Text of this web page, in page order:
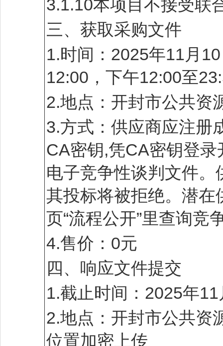
3.1.10本项目不接受联
三、获取采购文件
1.时间：2025年11月
12:00，下午12:00至
2.地点：开封市公共资
3.方式：供应商应注册
CA密钥,凭CA密钥登
电子竞争性谈判文件
其投标将被拒绝。潜在
页“流程公开”里查询竞
4.售价：0元
四、响应文件提交
1.截止时间：2025年
2.地点：开封市公共资
位置加密上传